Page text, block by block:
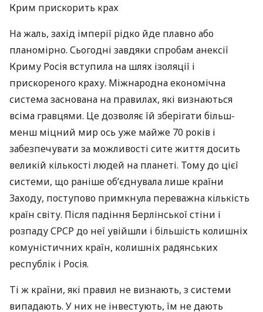
Крим прискорить крах
На жаль, захід імперії рідко йде плавно або
планомірно. Сьогодні завдяки спробам анексії
Криму Росія вступила на шлях ізоляції і
прискореного краху. Міжнародна економічна
система заснована на правилах, які визнаються
всіма гравцями. Це дозволяє їй зберігати більш-
менш міцний мир ось уже майже 70 років і
забезпечувати за можливості сите життя досить
великій кількості людей на планеті. Тому до цієї
системи, що раніше об’єднувала лише країни
Заходу, поступово примкнула переважна кількість
країн світу. Після падіння Берлінської стіни і
розпадуСРСРдо неї увійшли і більшість колишніх
комуністичних країн, колишніх радянських
республік і Росія.
Ті ж країни, які правил не визнають, з системи
випадають. У них не інвестують, їм не дають